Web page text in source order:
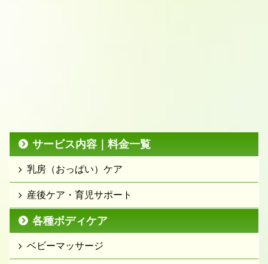
サービス内容｜料金一覧
乳房（おっぱい）ケア
産後ケア・育児サポート
各種ボディケア
ベビーマッサージ